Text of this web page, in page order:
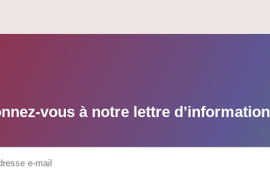
vous à notre lettre d’information